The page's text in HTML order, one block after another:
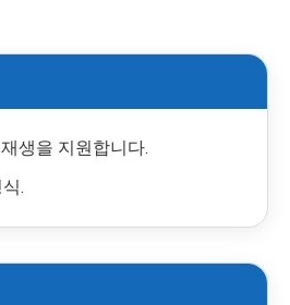
생을 지원합니다.
.